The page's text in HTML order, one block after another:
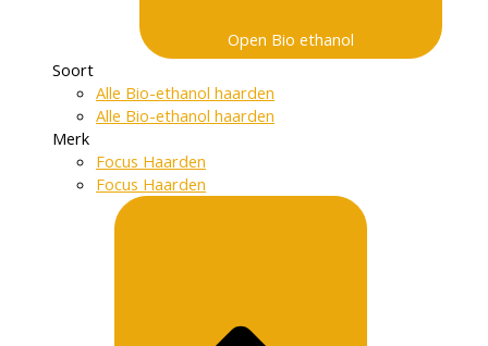
Open Bio ethanol
Soort
Alle Bio-ethanol haarden
Alle Bio-ethanol haarden
Merk
Focus Haarden
Focus Haarden